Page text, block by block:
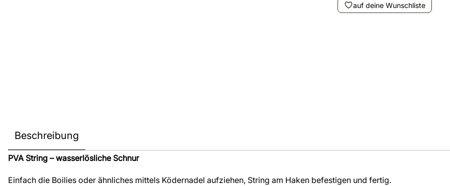
auf deine Wunschliste
Beschreibung
PVA String – wasserlösliche Schnur
Einfach die Boilies oder ähnliches mittels Ködernadel aufziehen, String am Haken befestigen und fertig.